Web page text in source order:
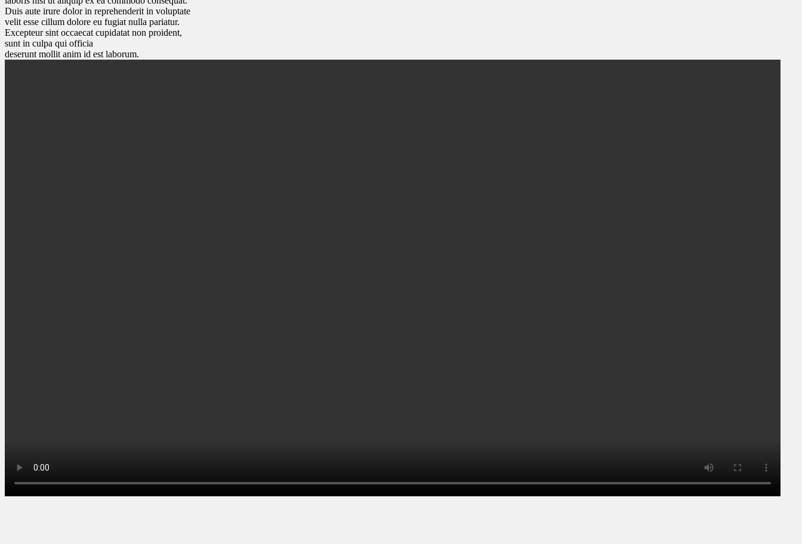
Duis aute irure dolor in reprehenderit in voluptate
velit esse cillum dolore eu fugiat nulla pariatur.
Excepteur sint occaecat cupidatat non proident,
sunt in culpa qui officia
deserunt mollit anim id est laborum.